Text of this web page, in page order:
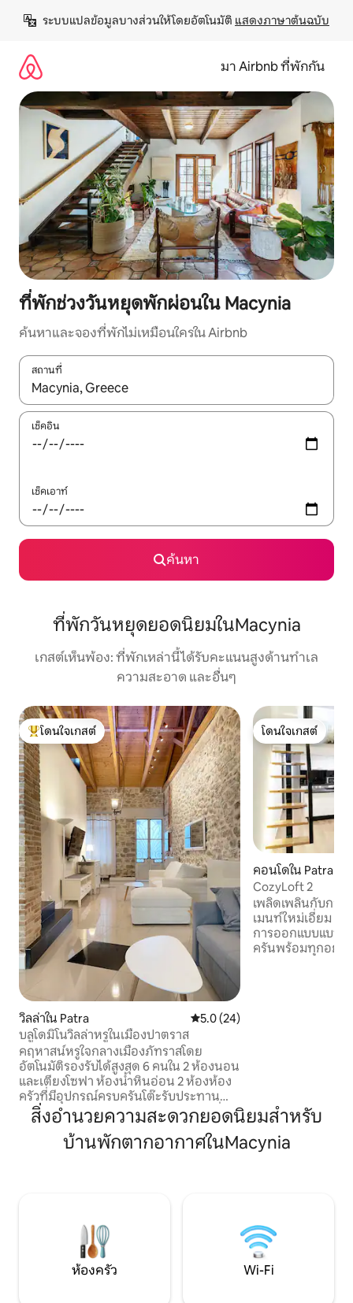
เนื้อหา
ระบบแปลข้อมูลบางส่วนให้โดยอัตโนมัติ แสดงภาษาต้นฉบับ
มา Airbnb ที่พักกัน
ที่พักช่วงวันหยุดพักผ่อนใน Macynia
ค้นหาและจองที่พักไม่เหมือนใครใน Airbnb
สถานที่
ใช้ลูกศรขึ้นลง หรือใช้การสัมผัสหรือปัด เพื่อสำรวจผลการค้นหา
เช็คอิน
เช็คเอาท์
ค้นหา
ที่พักวันหยุดยอดนิยมในMacynia
เกสต์เห็นพ้อง: ที่พักเหล่านี้ได้รับคะแนนสูงด้านทำเล
ความสะอาด และอื่นๆ
โดนใจเกสต์ที่สุด
โดนใจเกสต์
วิลล่าใน Patra คะแนนเฉลี่ย 5.0 จาก 5, 24 รีวิว
5.0 (24)
บลูโดมิโนวิลล่าหรูในเมืองปาตราส
คฤหาสน์หรูใจกลางเมืองภัทราสโดย
อัตโนมัติรองรับได้สูงสุด 6 คนใน 2 ห้องนอน
และเตียงโซฟา ห้องน้ำหินอ่อน 2 ห้องห้อง
ครัวที่มีอุปกรณ์ครบครันโต๊ะรับประทาน
อาหารไม้โซฟาสองตัวและเฟอร์นิเจอร์ที่
อบอุ่นผสมผสานกันอย่างราบรื่นให้การ
ตกแต่งภายในที่ดูดีมีระดับ เครื่องปรับ
ผ้าเช็ดตัวและสิ่งอำนวยความสะดวกที่มี
คุณภาพดีที่สุดในประสบการณ์ที่สมบูรณ์
โดนใจเกสต์
โดนใจเกสต์
คอนโดใน Patra
CozyLoft 2
เพลิดเพลินกับการ
เมนท์ใหม่เอี่ยม มี
การออกแบบแบบ
ครันพร้อมทุกอย่า
สิ่งอำนวยความสะดวกยอดนิยมสำหรับ
บ้านพักตากอากาศในMacynia
ห้องครัว Wi-Fi